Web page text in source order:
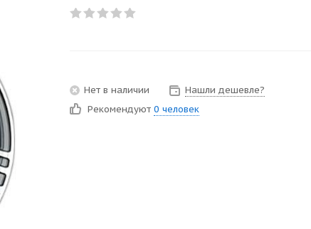
Нет в наличии
Нашли дешевле?
Рекомендуют 0 человек